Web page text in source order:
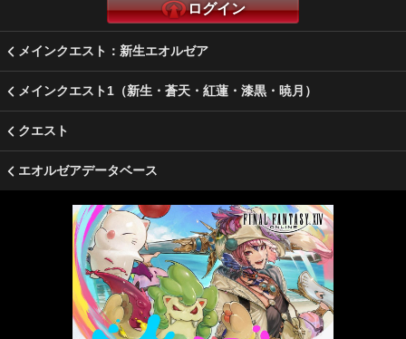
ログイン
メインクエスト：新生エオルゼア
メインクエスト1（新生・蒼天・紅蓮・漆黒・暁月）
クエスト
エオルゼアデータベース